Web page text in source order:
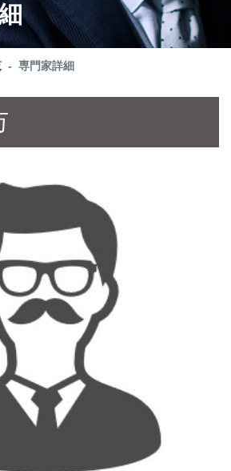
専門家詳細